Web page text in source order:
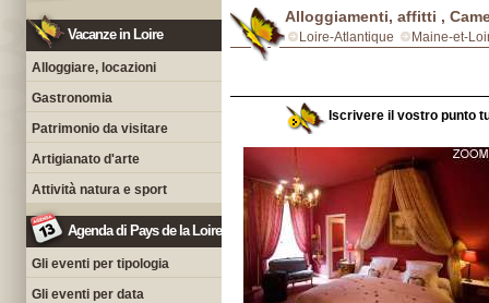
Vacanze in Loire
Alloggiare, locazioni
Gastronomia
Patrimonio da visitare
Artigianato d'arte
Attività natura e sport
Agenda di Pays de la Loire
Gli eventi per tipologia
Gli eventi per data
Alloggiamenti, affitti ,
Loire-Atlantique Maine-et-
Iscrivere il vostro punto